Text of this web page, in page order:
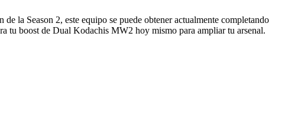
la Season 2, este equipo se puede obtener actualmente completando
tu boost de Dual Kodachis MW2 hoy mismo para ampliar tu arsenal.